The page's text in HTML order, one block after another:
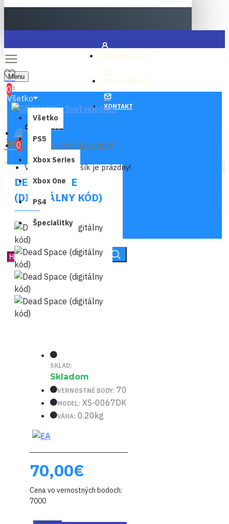
PRIHLÁSIŤ SA
REGISTROVAŤ
KONTAKT
Menu
0
0 ks - 0,00€
0
Váš nákupný košík je prázdny!
Všetko
Všetko
PS5
Xbox Series
Xbox One
PS4
Špecialitky
Dead Space (digitálny kód)
DEAD SPACE
(DIGITÁLNY KÓD)
SKLAD:
Skladom
VERNOSTNÉ BODY: 70
MODEL: XS-0067DK
VÁHA: 0.20kg
70,00€
Cena vo vernostných bodoch:
7000